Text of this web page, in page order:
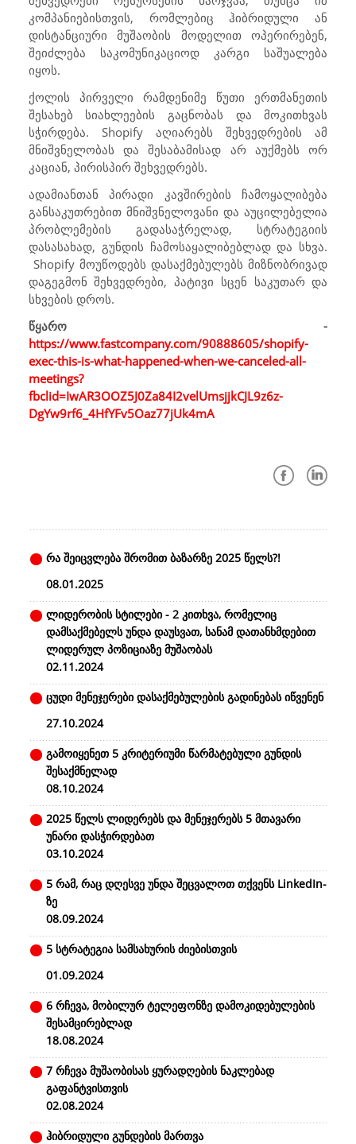
კომპანიებისთვის, რომლებიც ჰიბრიდული ან
დისტანციური მუშაობის მოდელით ოპერირებენ,
შეიძლება საკომუნიკაციოდ კარგი საშუალება
იყოს.
ქოლის პირველი რამდენიმე წუთი ერთმანეთის
შესახებ სიახლეების გაცნობას და მოკითხვას
სჭირდება. Shopifyაღიარებს შეხვედრების ამ
მნიშვნელობას და შესაბამისად არ აუქმებს ორ
კაციან, პირისპირ შეხვედრებს.
ადამიანთან პირადი კავშირების ჩამოყალიბება
განსაკუთრებით მნიშვნელოვანი და აუცილებელია
პრობლემების გადასაჭრელად, სტრატეგიის
დასასახად, გუნდის ჩამოსაყალიბებლად და სხვა.
Shopifyმოუწოდებს დასაქმებულებს მიზნობრივად
დაგეგმონ შეხვედრები, პატივი სცენ საკუთარ და
სხვების დროს.
წყარო -
https://www.fastcompany.com/90888605/shopify-
exec-this-is-what-happened-when-we-canceled-all-
meetings?
fbclid=IwAR3OOZ5J0Za84I2velUmsjjkCJL9z6z-
DgYw9rf6_4HfYFv5Oaz77jUk4mA
რა შეიცვლება შრომით ბაზარზე 2025 წელს?!
08.01.2025
ლიდერობის სტილები - 2 კითხვა, რომელიც
დამსაქმებელს უნდა დაუსვათ, სანამ დათანხმდებით
ლიდერულ პოზიციაზე მუშაობას
02.11.2024
ცუდი მენეჯერები დასაქმებულების გადინებას იწვენენ
27.10.2024
გამოიყენეთ 5 კრიტერიუმი წარმატებული გუნდის
შესაქმნელად
08.10.2024
2025 წელს ლიდერებს და მენეჯერებს 5 მთავარი
უნარი დასჭირდებათ
03.10.2024
5 რამ, რაც დღესვე უნდა შეცვალოთ თქვენს LinkedIn-
ზე
08.09.2024
5 სტრატეგია სამსახურის ძიებისთვის
01.09.2024
6 რჩევა, მობილურ ტელეფონზე დამოკიდებულების
შესამცირებლად
18.08.2024
7 რჩევა მუშაობისას ყურადღების ნაკლებად
გაფანტვისთვის
02.08.2024
ჰიბრიდული გუნდების მართვა